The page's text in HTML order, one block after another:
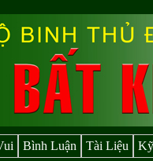
Bình Luận Tài Liệu